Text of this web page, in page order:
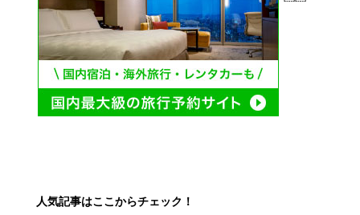
人気記事はここからチェック！